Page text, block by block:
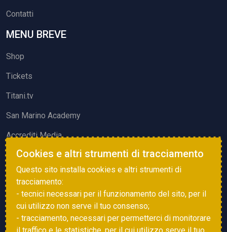
Contatti
MENU BREVE
Shop
Tickets
Titani.tv
San Marino Academy
Accrediti Media
ATTIVITÀ ED EVENTI
Squadre di Calcio
Associazione Sammarinese Arbitri
Vota gol e parata
Cookies e altri strumenti di tracciamento
Questo sito installa cookies e altri strumenti di
tracciamento:
- tecnici necessari per il funzionamento del sito, per il
cui utilizzo non serve il tuo consenso;
- tracciamento, necessari per permetterci di monitorare